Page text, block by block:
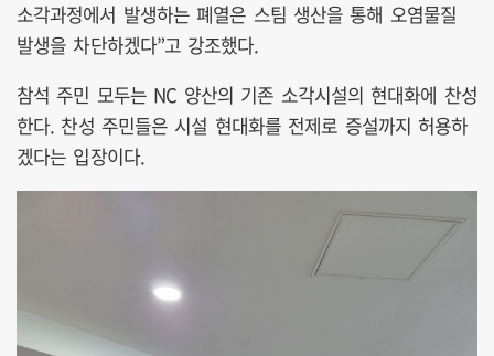
소각과정에서 발생하는 폐열은 스팀 생산을 통해 오염물질
발생을 차단하겠다”고 강조했다.
참석 주민 모두는 NC 양산의 기존 소각시설의 현대화에 찬성
한다. 찬성 주민들은 시설 현대화를 전제로 증설까지 허용하
겠다는 입장이다.